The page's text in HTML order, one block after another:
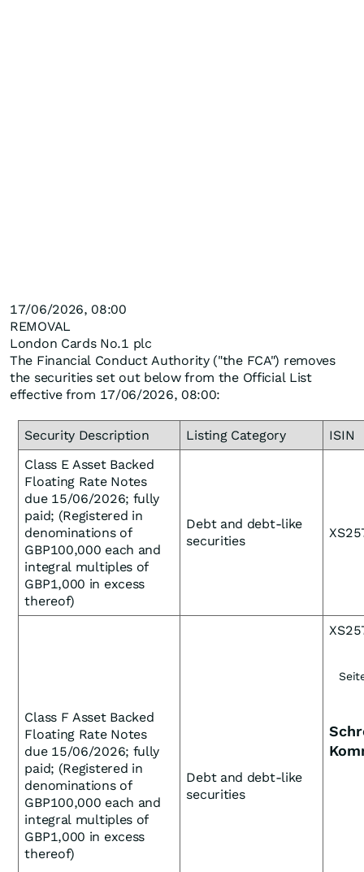
17/06/2026, 08:00
REMOVAL
London Cards No.1 plc
The Financial Conduct Authority ("the FCA") removes
the securities set out below from the Official List
effective from 17/06/2026, 08:00:
Security Description Listing Category
ISIN
Class E Asset Backed
Floating Rate Notes
due 15/06/2026; fully
paid; (Registered in
denominations of
GBP100,000 each and
integral multiples of
GBP1,000 in excess
thereof)
Debt and debt-like
securities
Class F Asset Backed
Floating Rate Notes
due 15/06/2026; fully
paid; (Registered in
denominations of
GBP100,000 each and
integral multiples of
GBP1,000 in excess
thereof)
Debt and debt-like
securities